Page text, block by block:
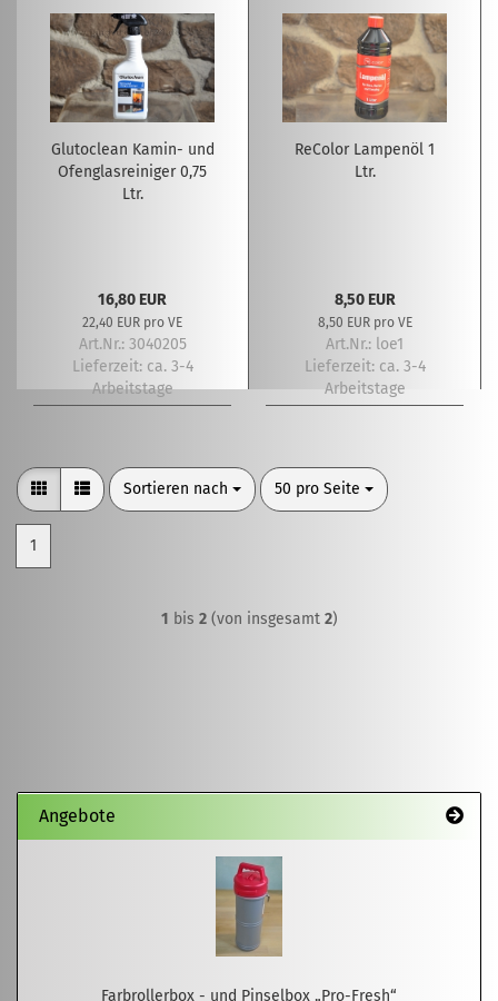
Glutoclean Kamin- und
Ofenglasreiniger 0,75
Ltr.
16,80 EUR
22,40 EUR pro VE
Art.Nr.: 3040205
Lieferzeit: ca. 3-4
Arbeitstage
ReColor Lampenöl 1
Ltr.
8,50 EUR
8,50 EUR pro VE
Art.Nr.: loe1
Lieferzeit: ca. 3-4
Arbeitstage
Sortieren nach
Sortieren nach 50 pro Seite
pro Seite
1
1 bis 2(von insgesamt 2)
Angebote
Farbrollerbox - und Pinselbox „Pro-Fresh“